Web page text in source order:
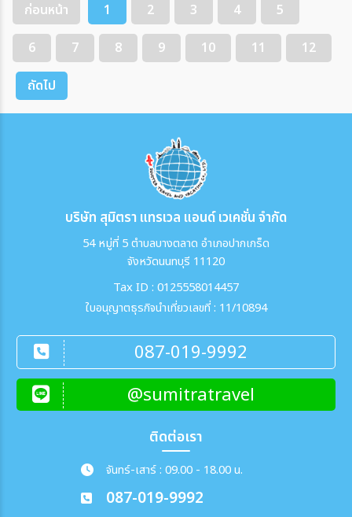
ก่อนหน้า 1 2 3 4
5
6
7 8 9 10 11
12
ถัดไป
บริษัท สุมิตรา แทรเวล แอนด์ เวเคชั่น จำกัด
54 หมู่ที่ 5 ตำบลบางตลาด อำเภอปากเกร็ด
จังหวัดนนทบุรี 11120
Tax ID : 0125558014457
ใบอนุญาตธุรกิจนำเที่ยวเลขที่ : 11/10894
087-019-9992
@sumitratravel
ติดต่อเรา
จันทร์-เสาร์ : 09.00 - 18.00 น.
087-019-9992